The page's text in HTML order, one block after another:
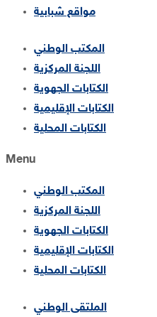
مواقع شبابية
المكتب الوطني
اللجنة المركزية
الكتابات الجهوية
الكتابات الإقليمية
الكتابات المحلية
Menu
المكتب الوطني
اللجنة المركزية
الكتابات الجهوية
الكتابات الإقليمية
الكتابات المحلية
الملتقى الوطني